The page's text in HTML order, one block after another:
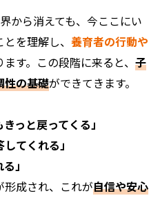
から消えても、今ここにい
を理解し、 養育者の行動や
す。この段階に来ると、 子
性の基礎ができてきます。
っと戻ってくる」
てくれる」
」
形成され、これが自信や安心